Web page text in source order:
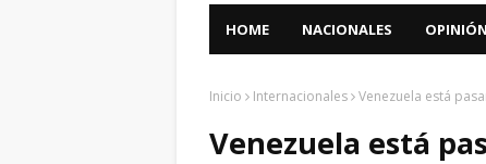
HOME NACIONALES OPINIÓN
Inicio Internacionales Venezuela está
Venezuela está